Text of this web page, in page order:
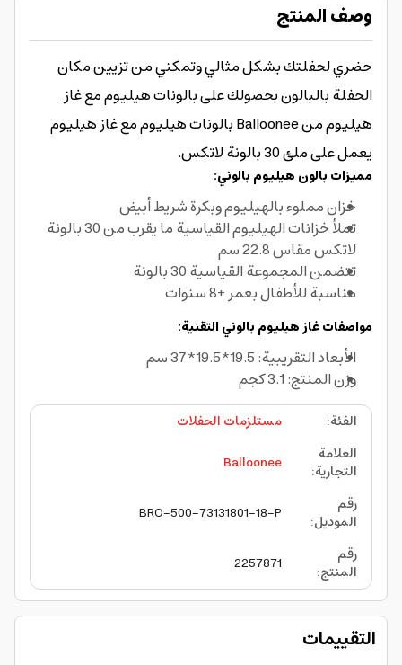
وصف المنتج
حضري لحفلتك بشكل مثالي وتمكني من تزيين مكان
الحفلة بالبالون بحصولك على بالونات هيليوم مع غاز
هيليوم من Balloonee بالونات هيليوم مع غاز هيليوم
يعمل على ملئ 30 بالونة لاتكس.
مميزات بالون هيليوم بالوني:
خزان مملوء بالهيليوم وبكرة شريط أبيض
تملأ خزانات الهيليوم القياسية ما يقرب من 30 بالونة
لاتكس مقاس 22.8 سم
تتضمن المجموعة القياسية 30 بالونة
مناسبة للأطفال بعمر +8 سنوات
مواصفات غاز هيليوم بالوني التقنية:
الأبعاد التقريبية: 19.5*19.5*37 سم
وزن المنتج: 3.1 كجم
الفئة:
مستلزمات الحفلات
العلامة
التجارية:
Balloonee
رقم
الموديل:
BRO-500-73131801-18-P
رقم
المنتج:
2257871
التقييمات